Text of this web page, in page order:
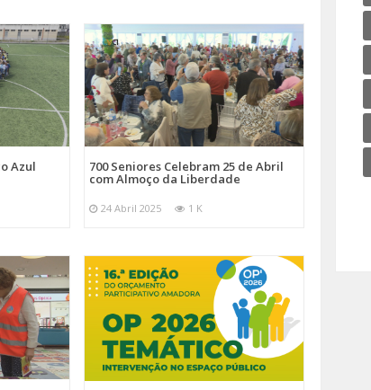
Azul 700 Seniores Celebram 25 de Abril
com Almoço da Liberdade
24 Abril 2025 1 K